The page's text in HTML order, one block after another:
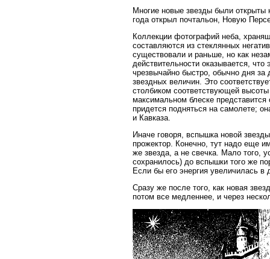
Многие новые звезды были
года открыл почтальон, Новую
Коллекции фотографий неба,
составляются из стеклянных
существовали и раньше, но как
действительности оказывается,
чрезвычайно быстро, обычно дня за
звездных величин. Это
столбиком соответствующей
максимальном блеске
придется подняться на самолете;
и Кавказа.
Иначе говоря, вспышка новой
прожектор. Конечно, тут надо еще
же звезда, а не свечка. Мало того,
сохранилось) до вспышки того же
Если бы его энергия увеличилась
Сразу же после того, как новая
потом все медленнее, и через